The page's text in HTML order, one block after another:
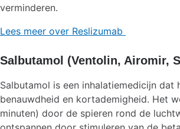
verminderen.
Lees meer over Reslizumab
Salbutamol (Ventolin, Airomir,
Salbutamol is een inhalatiemedicijn dat
benauwdheid en kortademigheid. Het
minuten) door de spieren rond de